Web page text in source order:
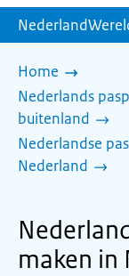
Home
Nederlands
buitenland
Nederlandse
Nederland
maken in